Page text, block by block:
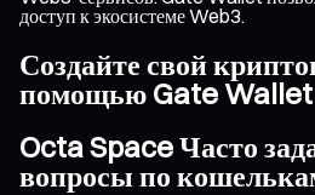
доступ к экосистеме Web3.
Создайте свой
помощью Gate Wallet
Octa Space Часто
вопросы по